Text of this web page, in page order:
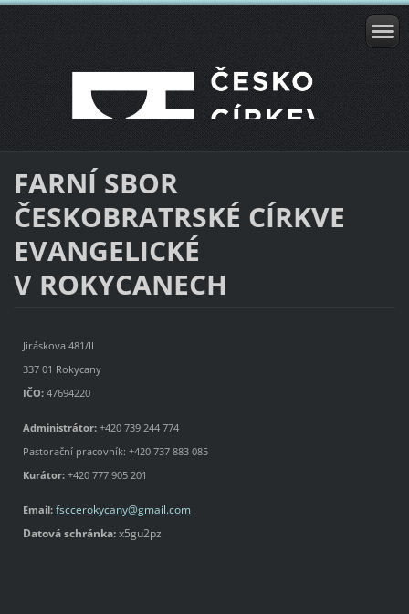
FARNÍ SBOR
ČESKOBRATRSKÉ CÍRKVE
EVANGELICKÉ
V ROKYCANECH
Jiráskova 481/II
337 01 Rokycany
IČO:47694220
Administrátor:+420 739 244 774
Pastorační pracovník: +420 737 883 085
Kurátor:+420 777 905 201
Email: fsccerokycany@gmail.com
Datová schránka:x5gu2pz